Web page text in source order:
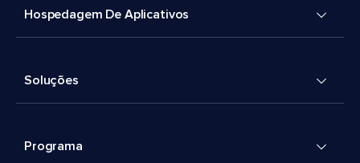
Hospedagem De Aplicativos
Soluções
Programa